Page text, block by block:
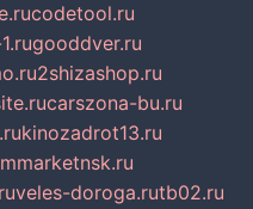
codetool.ru
gooddver.ru
2shizashop.ru
carszona-bu.ru
kinozadrot13.ru
veles-doroga.rutb02.ru